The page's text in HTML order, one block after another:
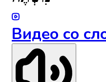
Видео со